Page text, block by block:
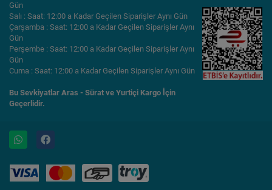
Gün
Salı : Saat: 12:00 a Kadar Geçilen Siparişler Aynı Gün
Çarşamba : Saat: 12:00 a Kadar Geçilen Siparişler Aynı
Gün
Perşembe : Saat: 12:00 a Kadar Geçilen Siparişler Aynı
Gün
Cuma : Saat: 12:00 a Kadar Geçilen Siparişler Aynı Gün
Bu Sevkiyatlar Aras - Sürat ve Yurtiçi Kargo İçin
Geçerlidir.